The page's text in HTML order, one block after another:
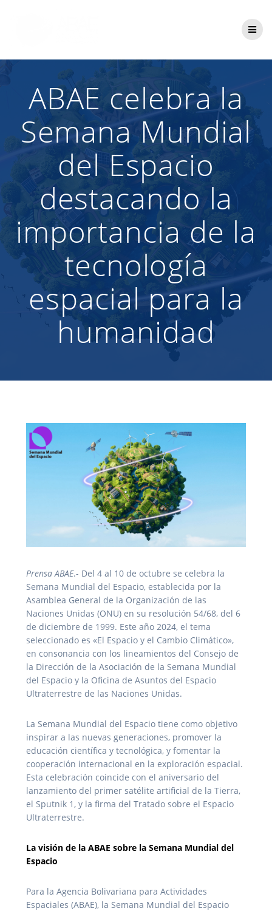
ABAE celebra la
Semana Mundial
del Espacio
destacando la
importancia de la
tecnología
espacial para la
humanidad
Prensa ABAE.- Del 4 al 10 de octubre se celebra la
Semana Mundial del Espacio, establecida por la
Asamblea General de la Organización de las
Naciones Unidas (ONU) en su resolución 54/68, del 6
de diciembre de 1999. Este año 2024, el tema
seleccionado es «El Espacio y el Cambio Climático»,
en consonancia con los lineamientos del Consejo de
la Dirección de la Asociación de la Semana Mundial
del Espacio y la Oficina de Asuntos del Espacio
Ultraterrestre de las Naciones Unidas.
La Semana Mundial del Espacio tiene como objetivo
inspirar a las nuevas generaciones, promover la
educación científica y tecnológica, y fomentar la
cooperación internacional en la exploración espacial.
Esta celebración coincide con el aniversario del
lanzamiento del primer satélite artificial de la Tierra,
el Sputnik 1, y la firma del Tratado sobre el Espacio
Ultraterrestre.
La visión de la ABAE sobre la Semana Mundial del
Espacio
Para la Agencia Bolivariana para Actividades
Espaciales (ABAE), la Semana Mundial del Espacio